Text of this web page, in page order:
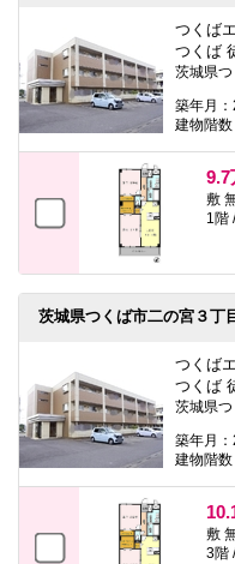
つくば
つくば
茨城県
築年月
建物階
9.7
敷
1階
茨城県つくば市二の宮３丁
つくば
つくば
茨城県
築年月
建物階
敷
3階